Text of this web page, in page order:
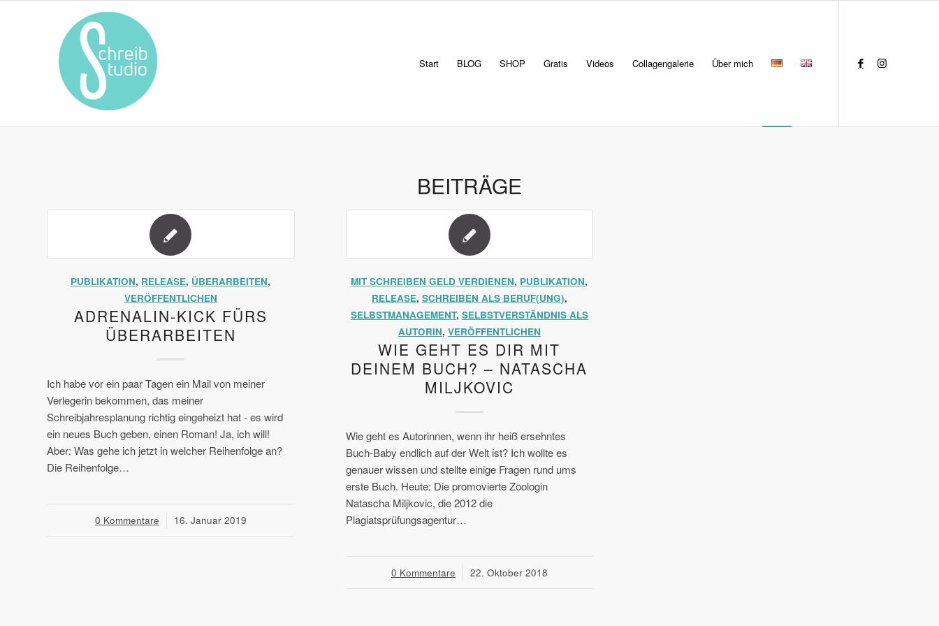
Start BLOG SHOP Gratis Videos Collagengalerie Über mich
BEITRÄGE
PUBLIKATION, RELEASE, ÜBERARBEITEN,
VERÖFFENTLICHEN
ADRENALIN-KICK FÜRS
ÜBERARBEITEN
Ich habe vor ein paar Tagen ein Mail von meiner
Verlegerin bekommen, das meiner
Schreibjahresplanung richtig eingeheizt hat - es wird
ein neues Buch geben, einen Roman! Ja, ich will!
Aber: Was gehe ich jetzt in welcher Reihenfolge an?
Die Reihenfolge…
0 Kommentare
/ 16. Januar 2019
MIT SCHREIBEN GELD VERDIENEN, PUBLIKATION,
RELEASE, SCHREIBEN ALS BERUF(UNG),
SELBSTMANAGEMENT, SELBSTVERSTÄNDNIS ALS
AUTORIN, VERÖFFENTLICHEN
WIE GEHT ES DIR MIT
DEINEM BUCH? – NATASCHA
MILJKOVIC
Wie geht es Autorinnen, wenn ihr heiß ersehntes
Buch-Baby endlich auf der Welt ist? Ich wollte es
genauer wissen und stellte einige Fragen rund ums
erste Buch. Heute: Die promovierte Zoologin
Natascha Miljkovic, die 2012 die
Plagiatsprüfungsagentur…
0 Kommentare
/ 22. Oktober 2018